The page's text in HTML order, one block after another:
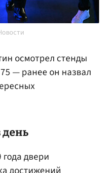
осмотрел стенды
— ранее он назвал
день
двери